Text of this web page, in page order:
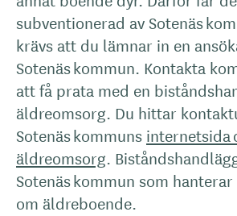
subventionerad av Sotenäs
krävs att du lämnar in en
Sotenäs kommun. Kontakta
att få prata med en
äldreomsorg. Du hittar
Sotenäs kommuns internetsida
äldreomsorg.
Sotenäs kommun som
om äldreboende.